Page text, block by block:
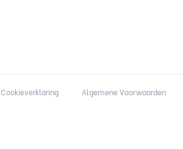
Cookieverklaring Algemene Voorwaarden